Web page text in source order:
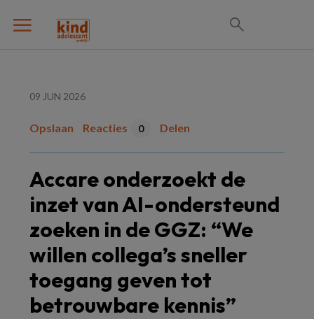
09 JUN 2026
Opslaan Reacties 0 Delen
Accare onderzoekt de
inzet van AI-ondersteund
zoeken in de GGZ: “We
willen collega’s sneller
toegang geven tot
betrouwbare kennis”